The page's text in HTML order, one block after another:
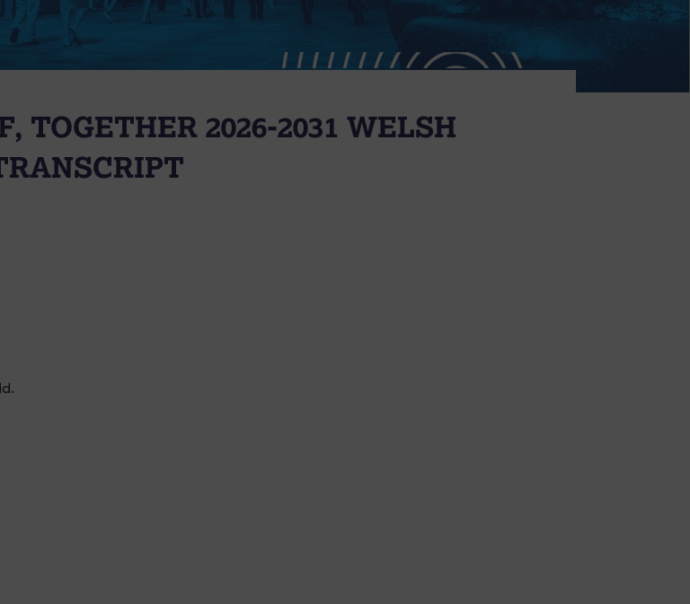
TOGETHER 2026-2031 WELSH